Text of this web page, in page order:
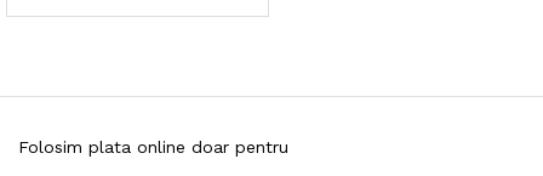
Folosim plata online doar pentru